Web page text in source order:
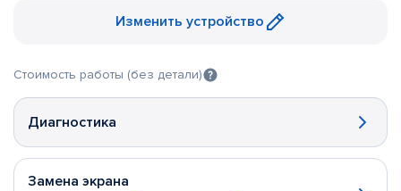
Изменить устройство
Стоимость работы (без детали)
Диагностика
Замена экрана